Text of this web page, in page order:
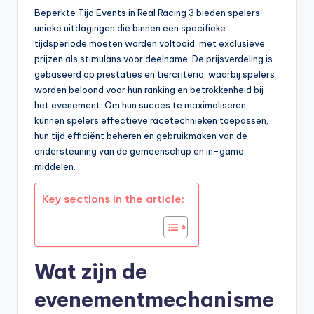
Beperkte Tijd Events in Real Racing 3 bieden spelers
unieke uitdagingen die binnen een specifieke
tijdsperiode moeten worden voltooid, met exclusieve
prijzen als stimulans voor deelname. De prijsverdeling is
gebaseerd op prestaties en tiercriteria, waarbij spelers
worden beloond voor hun ranking en betrokkenheid bij
het evenement. Om hun succes te maximaliseren,
kunnen spelers effectieve racetechnieken toepassen,
hun tijd efficiënt beheren en gebruikmaken van de
ondersteuning van de gemeenschap en in-game
middelen.
Key sections in the article:
Wat zijn de
evenementmechanisme